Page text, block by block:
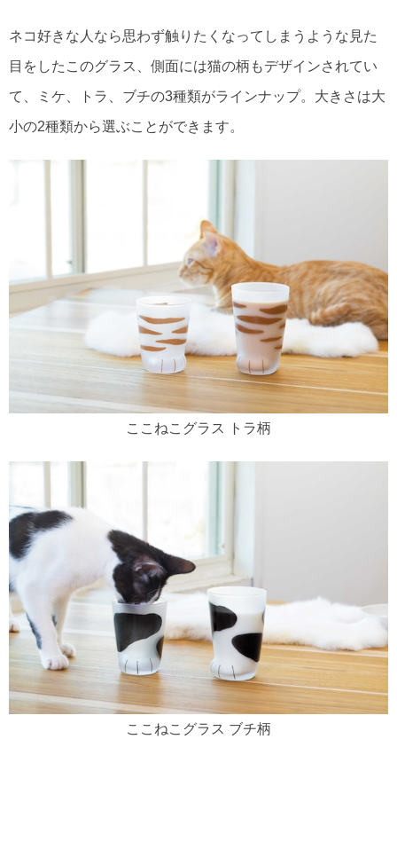
ネコ好きな人なら思わず触りたくなってしまうような見た
目をしたこのグラス、側面には猫の柄もデザインされてい
て、ミケ、トラ、ブチの3種類がラインナップ。大きさは大
小の2種類から選ぶことができます。
ここねこグラス トラ柄
ここねこグラス ブチ柄